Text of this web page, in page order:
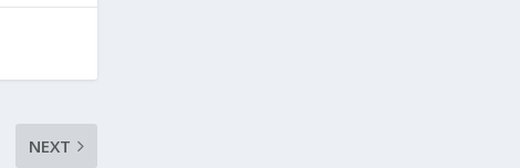
NEXT